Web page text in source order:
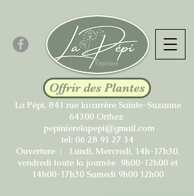
Offrir des Plantes
La Pépi, 841 rue lacarrère Sainte-Suzanne
64300 Orthez
pepinierelapepi@gmail.com
tel: 06 28 91 27 34
Ouverture : Lundi, Mercredi, 14h-17h30,
vendredi toute la journée 9h00-12h00 et
14h00-17h30 Samedi 9h00 12h00